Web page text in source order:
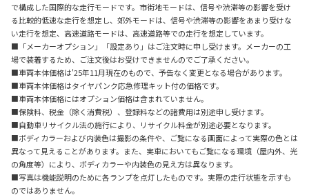
で構成した国際的な走行モードです。市街地モードは、信号や渋滞等の影響を受け
る比較的低速な走行を想定し、郊外モードは、信号や渋滞等の影響をあまり受けな
い走行を想定、高速道路モードは、高速道路等での走行を想定しています。
■「メーカーオプション」「設定あり」はご注文時に申し受けます。メーカーの工
場で装着するため、ご注文後はお受けできませんのでご了承ください。
■車両本体価格は'25年11月現在のもので、予告なく変更となる場合があります。
■車両本体価格はタイヤパンク応急修理キット付の価格です。
■車両本体価格にはオプション価格は含まれていません。
■保険料、税金（除く消費税）、登録料などの諸費用は別途申し受けます。
■自動車リサイクル法の施行により、リサイクル料金が別途必要となります。
■ボディカラーおよび内装色は撮影の条件や、ご覧になる画面によって実際の色とは
異なって見えることがあります。また、実車においてもご覧になる環境（屋内外、光
の角度等）により、ボディカラーや内装色の見え方は異なります。
■写真は機能説明のために各ランプを点灯したものです。実際の走行状態を示すも
のではありません。